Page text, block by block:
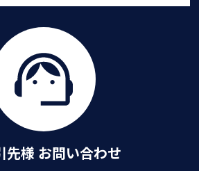
先様 お問い合わせ